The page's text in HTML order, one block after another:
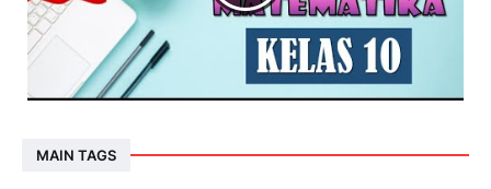
MAIN TAGS